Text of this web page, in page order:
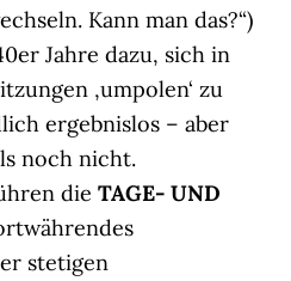
Kann man das?“)
Jahre dazu, sich in
‚umpolen‘ zu
ergebnislos – aber
noch nicht.
dieTAGE- UND
stetigen